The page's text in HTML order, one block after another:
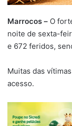
Marrocos – O
noite de sexta-
e 672 feridos,
Muitas das
acesso.